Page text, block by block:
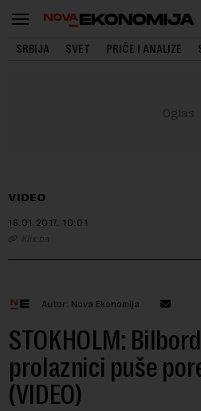
SRBIJA SVET PRIČE I ANALIZE
VIDEO
16.01.2017. 10:01
Klix.ba
Autor: Nova Ekonomija
STOKHOLM:
prolaznici puše
(VIDEO)